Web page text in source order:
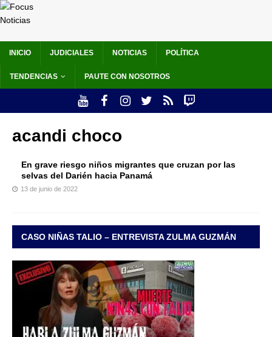
INICIO JUDICIALES NOTICIAS POLÍTICA
TENDENCIAS PAUTE CON NOSOTROS
acandi choco
En grave riesgo niños migrantes que cruzan por las
selvas del Darién hacia Panamá
13 de junio de 2022
CASO NIÑAS TALIO – ENTREVISTA ZULMA GUZMÁN